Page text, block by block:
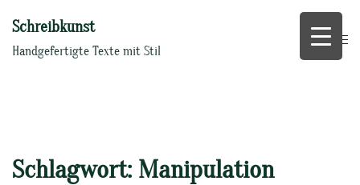
Inhalt
springen
Schreibkunst
Handgefertigte Texte mit Stil
Schlagwort: Manipulation